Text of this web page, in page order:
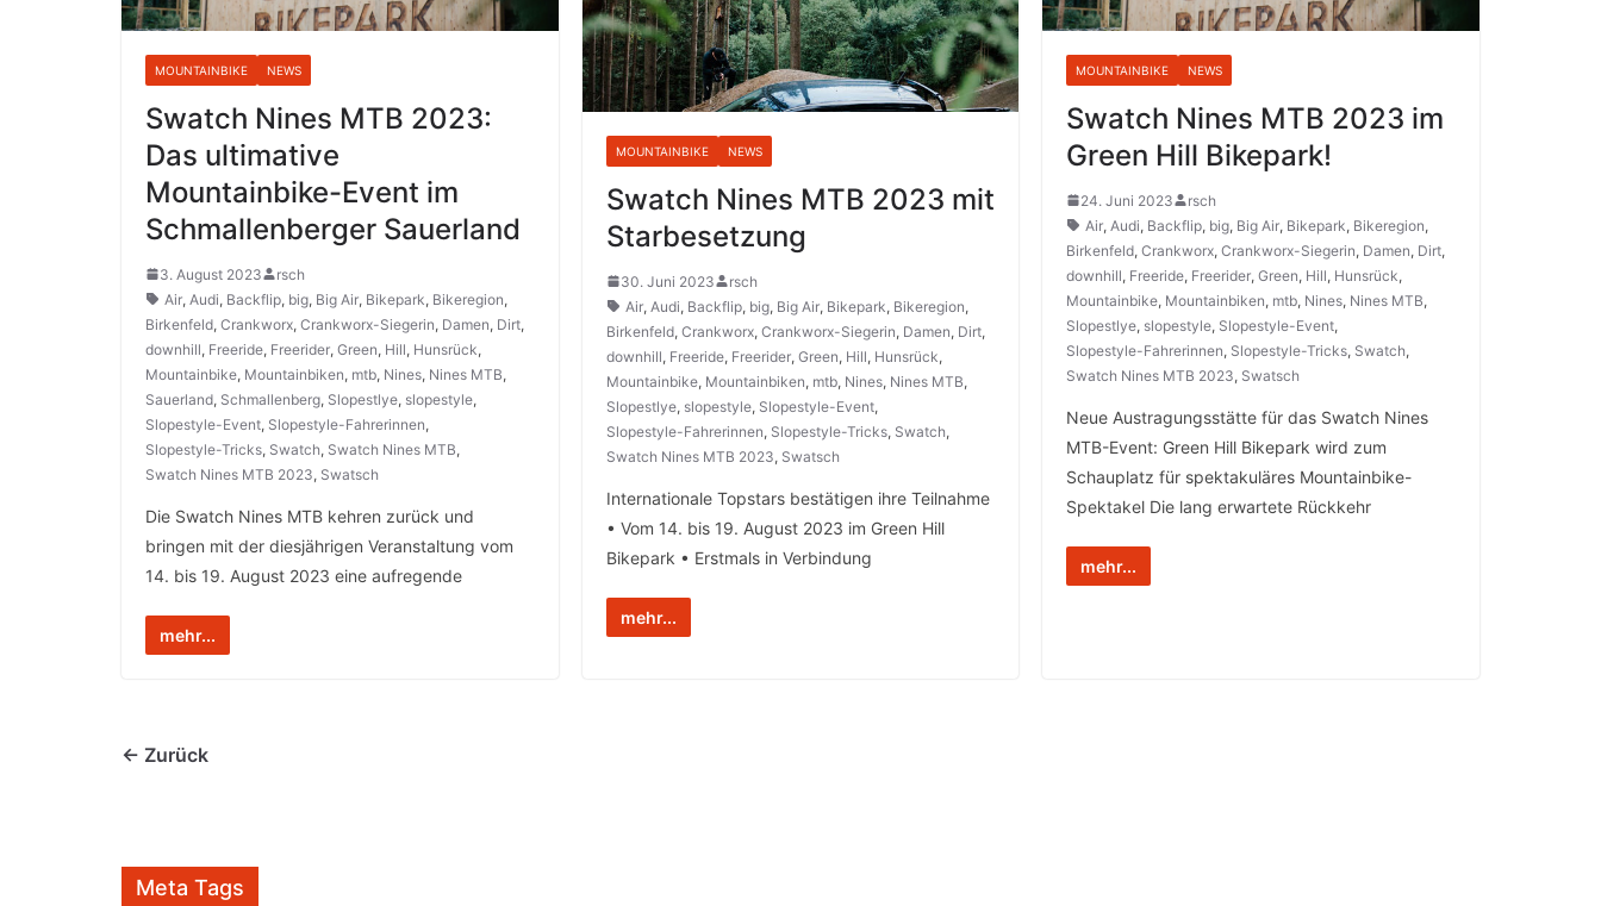
MOUNTAINBIKE NEWS
Swatch Nines MTB 2023:
Das ultimative
Mountainbike-Event im
Schmallenberger Sauerland
3. August 2023
rsch
Air, Audi, Backflip, big, Big Air, Bikepark, Bikeregion,
Birkenfeld, Crankworx, Crankworx-Siegerin, Damen, Dirt,
downhill, Freeride, Freerider, Green, Hill, Hunsrück,
Mountainbike, Mountainbiken, mtb, Nines, Nines MTB,
Sauerland, Schmallenberg, Slopestlye, slopestyle,
Slopestyle-Event, Slopestyle-Fahrerinnen,
Slopestyle-Tricks, Swatch, Swatch Nines MTB,
Swatch Nines MTB 2023, Swatsch
Die Swatch Nines MTB kehren zurück und
bringen mit der diesjährigen Veranstaltung vom
14. bis 19. August 2023 eine aufregende
mehr...
MOUNTAINBIKE NEWS
Swatch Nines MTB 2023 mit
Starbesetzung
30. Juni 2023
rsch
Air, Audi, Backflip, big, Big Air, Bikepark, Bikeregion,
Birkenfeld, Crankworx, Crankworx-Siegerin, Damen, Dirt,
downhill, Freeride, Freerider, Green, Hill, Hunsrück,
Mountainbike, Mountainbiken, mtb, Nines, Nines MTB,
Slopestlye, slopestyle, Slopestyle-Event,
Slopestyle-Fahrerinnen, Slopestyle-Tricks, Swatch,
Swatch Nines MTB 2023, Swatsch
Internationale Topstars bestätigen ihre Teilnahme
• Vom 14. bis 19. August 2023 im Green Hill
Bikepark • Erstmals in Verbindung
mehr...
MOUNTAINBIKE NEWS
Swatch Nines MTB 2023 im
Green Hill Bikepark!
24. Juni 2023
rsch
Air, Audi, Backflip, big, Big Air, Bikepark, Bikeregion,
Birkenfeld,Crankworx,Crankworx-Siegerin, Damen, Dirt,
downhill, Freeride, Freerider,Green, Hill, Hunsrück,
Mountainbike, Mountainbiken, mtb, Nines, Nines MTB,
Slopestlye, slopestyle, Slopestyle-Event,
Slopestyle-Fahrerinnen, Slopestyle-Tricks, Swatch,
Swatch Nines MTB 2023, Swatsch
Neue Austragungsstätte für das Swatch Nines
MTB-Event: Green Hill Bikepark wird zum
Schauplatz für spektakuläres Mountainbike-
Spektakel Die lang erwartete Rückkehr
mehr...
← Zurück
Meta Tags